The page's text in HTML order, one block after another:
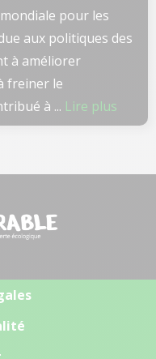
pour les
aux politiques des
à améliorer
freiner le
à ... Lire plus